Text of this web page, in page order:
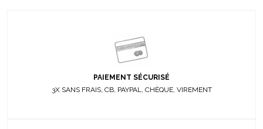
PAIEMENT SÉCURISÉ
3X SANS FRAIS, CB, PAYPAL, CHÈQUE, VIREMENT